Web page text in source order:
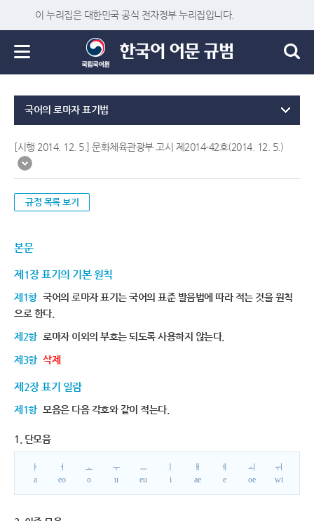
이 누리집은 대한민국 공식 전자정부 누리집입니다.
국어의 로마자 표기법
[시행 2014. 12. 5.] 문화체육관광부 고시 제2014-42호(2014. 12. 5.)
규정 목록 보기
본문
제1장 표기의 기본 원칙
제1항 국어의 로마자 표기는 국어의 표준 발음법에 따라 적는 것을 원칙
으로 한다.
제2항 로마자 이외의 부호는 되도록 사용하지 않는다.
제3항 삭제
제2장 표기 일람
제1항 모음은 다음 각호와 같이 적는다.
1. 단모음
ㅏ
a
ㅓ
eo
ㅗ
o
ㅜ
u
ㅡ
eu
i
ㅐ
ae
ㅔ
e
ㅚ
oe
ㅟ
wi